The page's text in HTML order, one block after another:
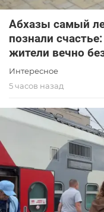
Абхазы самый
познали
жители вечно
Интересное
5 часов назад